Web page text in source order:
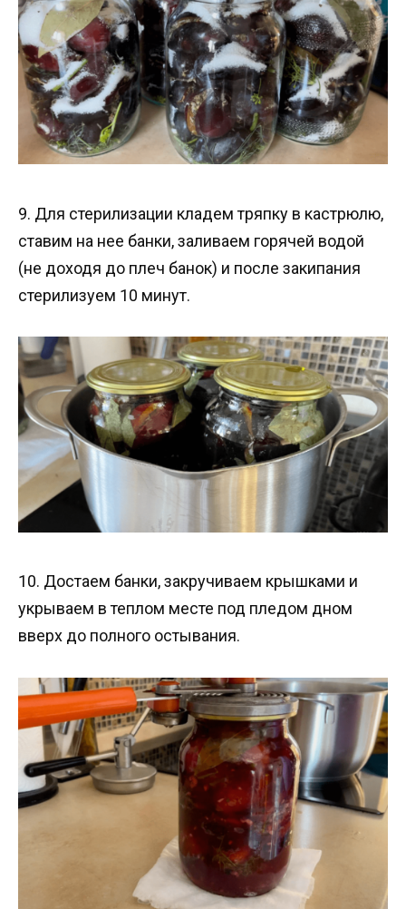
9. Для стерилизации кладем тряпку в кастрюлю,
ставим на нее банки, заливаем горячей водой
(не доходя до плеч банок) и после закипания
стерилизуем 10 минут.
10. Достаем банки, закручиваем крышками и
укрываем в теплом месте под пледом дном
вверх до полного остывания.